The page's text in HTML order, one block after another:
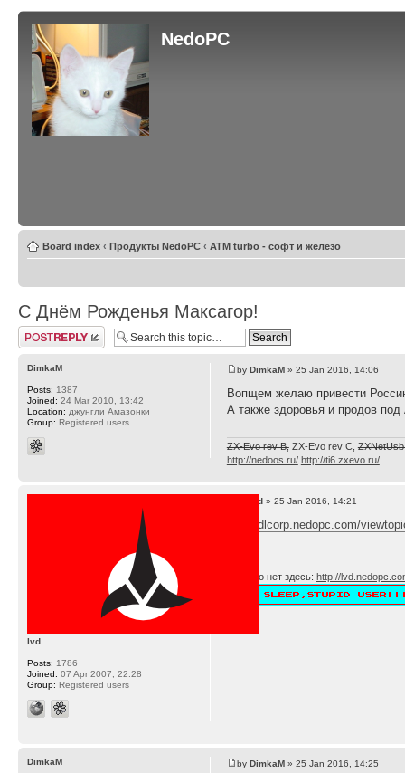
NedoPC
Board index ‹ Продукты NedoPC ‹ ATM turbo - софт и железо
С Днём Рожденья Максагор!
Post a reply
by DimkaM» 25 Jan 2016, 14:06
Вопщем желаю привести
А также здоровья и продов
ZX-Evo rev B,ZX-Evo rev C,
http://nedoos.ru/ http://ti6.zxevo.ru/
DimkaM
Posts: 1387
Joined: 24 Mar 2010, 13:42
Location: джунгли Амазонки
Group: Registered users
lvd» 25 Jan 2016, 14:21
http://dlcorp.nedopc.com/
Многого нет здесь: http://
lvd
Posts: 1786
Joined: 07 Apr 2007, 22:28
Group: Registered users
by DimkaM» 25 Jan 2016, 14:25
DimkaM